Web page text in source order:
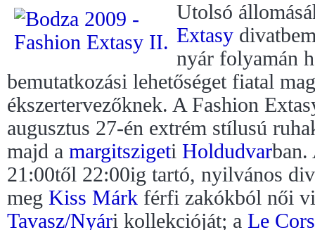
Utolsó
Extasy
nyár folyamán
bemutatkozási lehetőséget fiatal
ékszertervezőknek. A Fashion
augusztus 27-én extrém stílusú
majd a margitszigeti Holdudvarban.
21:00től 22:00ig tartó, nyilvános
meg Kiss Márk férfi zakókból női
Tavasz/Nyári kollekcióját; a Le